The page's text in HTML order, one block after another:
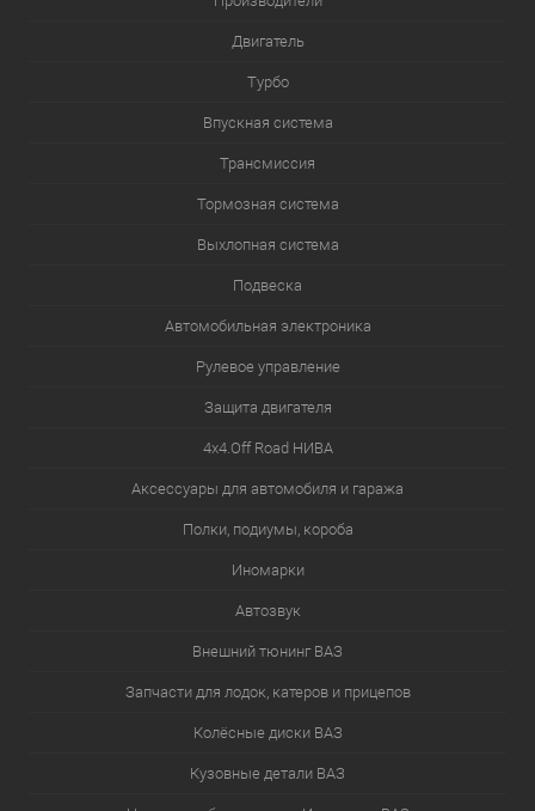
Двигатель
Турбо
Впускная система
Трансмиссия
Тормозная система
Выхлопная система
Подвеска
Автомобильная электроника
Рулевое управление
Защита двигателя
4х4.Off Road НИВА
Аксессуары для автомобиля и гаража
Полки, подиумы, короба
Иномарки
Автозвук
Внешний тюнинг ВАЗ
Запчасти для лодок, катеров и прицепов
Колёсные диски ВАЗ
Кузовные детали ВАЗ